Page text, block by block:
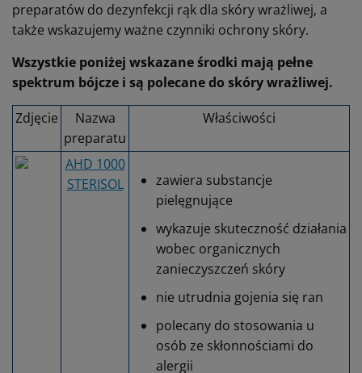
preparatów do dezynfekcji rąk dla skóry wrażliwej, a
także wskazujemy ważne czynniki ochrony skóry.
Wszystkie poniżej wskazane środki mają pełne
spektrum bójcze i są polecane do skóry wrażliwej.
Zdjęcie
Nazwa
preparatu
Właściwości
AHD 1000
STERISOL
zawiera substancje
pielęgnujące
wykazuje skuteczność działania
wobec organicznych
zanieczyszczeń skóry
nie utrudnia gojenia się ran
polecany do stosowania u
osób ze skłonnościami do
alergii